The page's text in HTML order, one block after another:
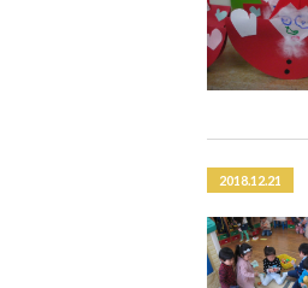
2018.12.21